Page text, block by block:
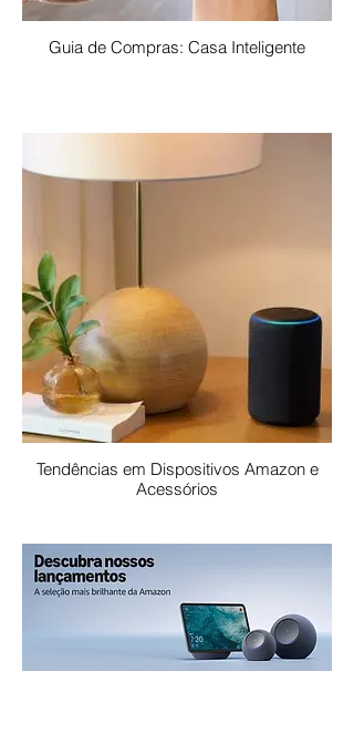
Guia de Compras: Casa Inteligente
Tendências em Dispositivos Amazon e
Acessórios